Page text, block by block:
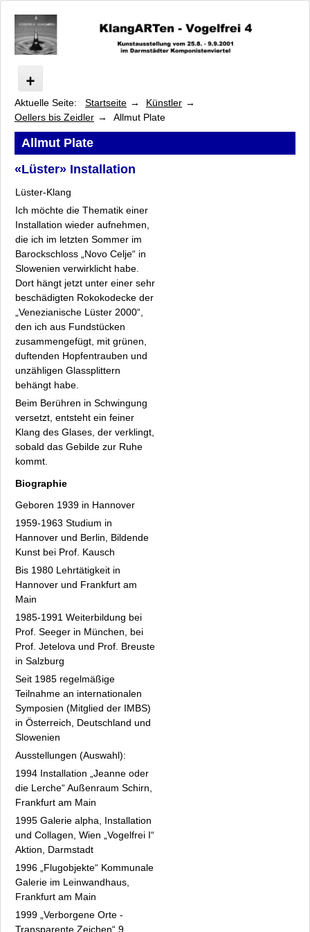
Vogelfrei
Programm
Künstler
Arsem bis Franke-Schafarczyk
Heilmann bis Neumark
Oellers bis Zeidler
Jeanette Oellers
Gabriele Oßwald
Inga Pickel
Allmut Plate
Wolfgang Rauschning
Susanne Radscheit
Uli Reukauf
Roger Rigorth
Wolfgang Sautermeister
Peter Schäck
Arthur Schneiter
Hans Wolf Stegmann
Dorotty Szalma
Gerald Wrede
Eva Zeidler mit dem Ensemble Trias
Archiv
Datenschutz
Impressum
Aktuelle Seite: Startseite
Künstler
Oellers bis Zeidler
Allmut Plate
Allmut Plate
«Lüster» Installation
Lüster-Klang
Ich möchte die Thematik einer
Installation wieder aufnehmen,
die ich im letzten Sommer im
Barockschloss „Novo Celje“ in
Slowenien verwirklicht habe.
Dort hängt jetzt unter einer sehr
beschädigten Rokokodecke der
„Venezianische Lüster 2000“,
den ich aus Fundstücken
zusammengefügt, mit grünen,
duftenden Hopfentrauben und
unzähligen Glassplittern
behängt habe.
Beim Berühren in Schwingung
versetzt, entsteht ein feiner
Klang des Glases, der verklingt,
sobald das Gebilde zur Ruhe
kommt.
Biographie
Geboren 1939 in Hannover
1959-1963 Studium in
Hannover und Berlin, Bildende
Kunst bei Prof. Kausch
Bis 1980 Lehrtätigkeit in
Hannover und Frankfurt am
Main
1985-1991 Weiterbildung bei
Prof. Seeger in München, bei
Prof. Jetelova und Prof. Breuste
in Salzburg
Seit 1985 regelmäßige
Teilnahme an internationalen
Symposien (Mitglied der IMBS)
in Österreich, Deutschland und
Slowenien
Ausstellungen (Auswahl):
1994 Installation „Jeanne oder
die Lerche“ Außenraum Schirn,
Frankfurt am Main
1995 Galerie alpha, Installation
und Collagen, Wien „Vogelfrei I“
Aktion, Darmstadt
1996 „Flugobjekte“ Kommunale
Galerie im Leinwandhaus,
Frankfurt am Main
1999 „Verborgene Orte -
Transparente Zeichen“ 9.